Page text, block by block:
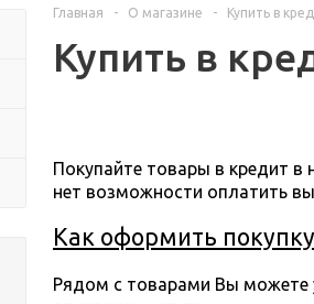
Главная - О магазине - Купить в
Купить в
Покупайте товары в кредит в
нет возможности оплатить
Как оформить
Рядом с товарами Вы можете